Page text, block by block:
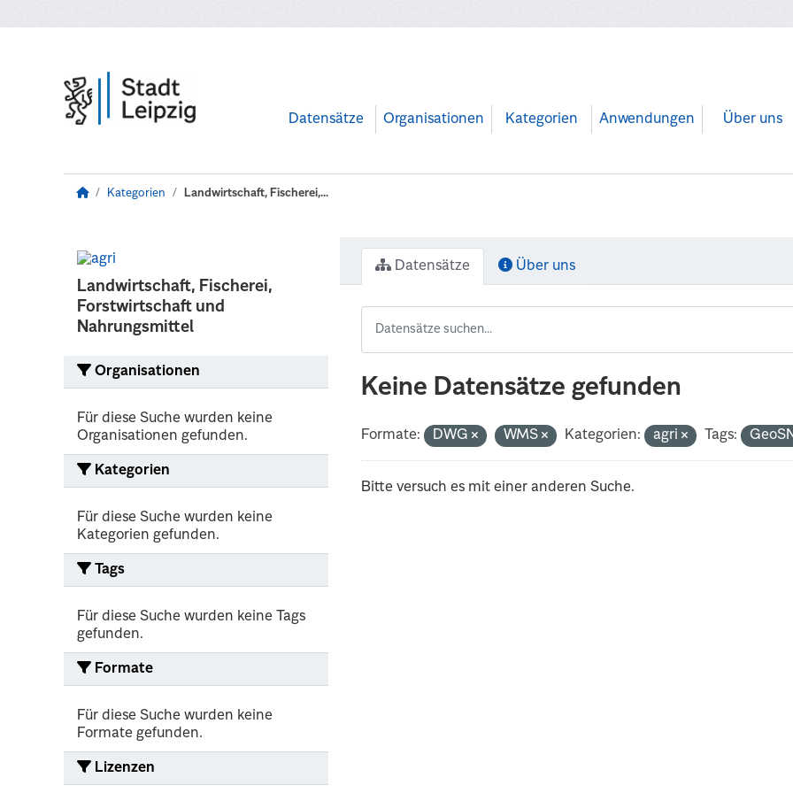
Datensätze Organisationen Kategorien Anwendungen Über uns
Kategorien Landwirtschaft, Fischerei,...
Landwirtschaft, Fischerei,
Forstwirtschaft und
Nahrungsmittel
Organisationen
Für diese Suche wurden keine
Organisationen gefunden.
Kategorien
Für diese Suche wurden keine
Kategorien gefunden.
Tags
Für diese Suche wurden keine Tags
gefunden.
Formate
Für diese Suche wurden keine
Formate gefunden.
Lizenzen
Datensätze Über uns
Keine Datensätze gefunden
Formate: DWG WMS Kategorien: agri Tags:
Bitte versuch es mit einer anderen Suche.